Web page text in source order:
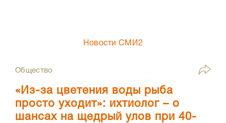
Новости СМИ2
Общество
«Из-за цветения воды рыба
просто уходит»: ихтиолог – о
шансах на щедрый улов при 40-